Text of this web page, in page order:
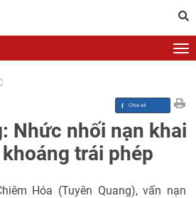
Nhức nhối nạn khai
trái phép
Hóa (Tuyên Quang), vấn nạn